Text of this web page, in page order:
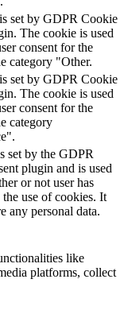
set by GDPR Cookie
The cookie is used
consent for the
category "Other.
set by GDPR Cookie
The cookie is used
consent for the
category
set by the GDPR
plugin and is used
or not user has
the use of cookies. It
any personal data.
like
platforms, collect